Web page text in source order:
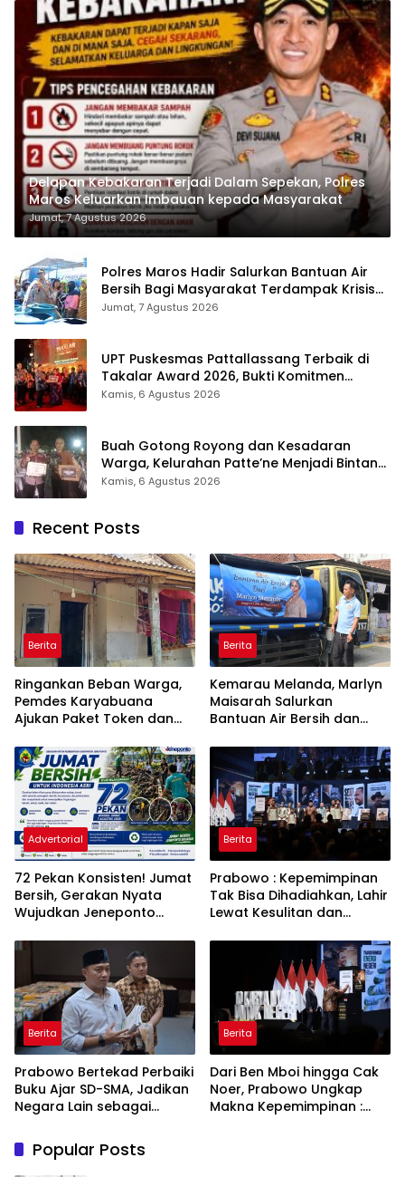
Delapan Kebakaran Terjadi Dalam Sepekan, Polres
Maros Keluarkan Imbauan kepada Masyarakat
Jumat, 7 Agustus 2026
Polres Maros Hadir Salurkan Bantuan Air
Bersih Bagi Masyarakat Terdampak Krisis
Air Bersih Di Maros
Jumat, 7 Agustus 2026
UPT Puskesmas Pattallassang Terbaik di
Takalar Award 2026, Bukti Komitmen
Hadirkan Pelayanan Kesehatan Berkualitas
Kamis, 6 Agustus 2026
Buah Gotong Royong dan Kesadaran
Warga, Kelurahan Patte’ne Menjadi Bintang
Takalar Award 2026
Kamis, 6 Agustus 2026
Recent Posts
Berita
Ringankan Beban Warga,
Pemdes Karyabuana
Ajukan Paket Token dan
PLN
Berita
Kemarau Melanda, Marlyn
Maisarah Salurkan
Bantuan Air Bersih dan
Babakan Madang
Advertorial
72 Pekan Konsisten! Jumat
Bersih, Gerakan Nyata
Wujudkan Jeneponto
ASRI
Berita
Prabowo : Kepemimpinan
Tak Bisa Dihadiahkan, Lahir
Lewat Kesulitan dan
Berita
Prabowo Bertekad Perbaiki
Buku Ajar SD-SMA, Jadikan
Negara Lain sebagai
Berita
Dari Ben Mboi hingga Cak
Noer, Prabowo Ungkap
Makna Kepemimpinan :
Popular Posts